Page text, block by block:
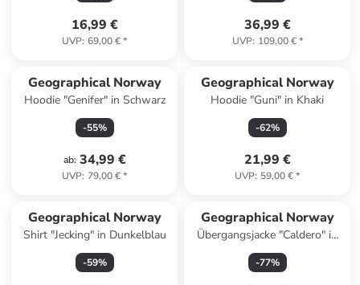
16,99 €
UVP: 69,00 €*
36,99 €
UVP: 109,00 €*
Geographical Norway
Hoodie "Genifer" in Schwarz
-55%
ab: 34,99 €
UVP: 79,00 €*
Geographical Norway
Hoodie "Guni" in Khaki
-62%
21,99 €
UVP: 59,00 €*
Geographical Norway
Shirt "Jecking" in Dunkelblau
-59%
Geographical Norway
Übergangsjacke "Caldero" in
Grau
-77%